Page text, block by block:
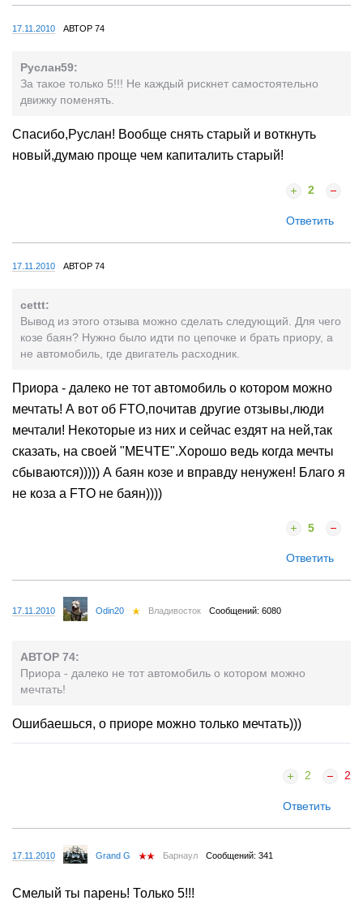
17.11.2010 АВТОР 74
Руслан59:
За такое только 5!!! Не каждый рискнет самостоятельно
движку поменять.
Спасибо,Руслан! Вообще снять старый и воткнуть
новый,думаю проще чем капиталить старый!
2
Ответить
17.11.2010 АВТОР 74
cettt:
Вывод из этого отзыва можно сделать следующий. Для чего
козе баян? Нужно было идти по цепочке и брать приору, а
не автомобиль, где двигатель расходник.
Приора - далеко не тот автомобиль о котором можно
мечтать! А вот об FTO,почитав другие отзывы,люди
мечтали! Некоторые из них и сейчас ездят на ней,так
сказать, на своей "МЕЧТЕ".Хорошо ведь когда мечты
сбываются))))) А баян козе и вправду ненужен! Благо я
не коза а FTO не баян))))
5
Ответить
17.11.2010 Odin20 Владивосток Сообщений: 6080
АВТОР 74:
Приора - далеко не тот автомобиль о котором можно
мечтать!
Ошибаешься, о приоре можно только мечтать)))
2 2
Ответить
17.11.2010 Grand G Барнаул Сообщений: 341
Смелый ты парень! Только 5!!!